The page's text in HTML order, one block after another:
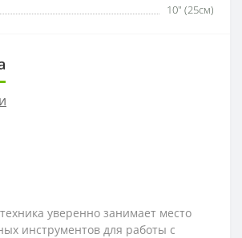
10" (25см)
уверенно занимает место
инструментов для работы с